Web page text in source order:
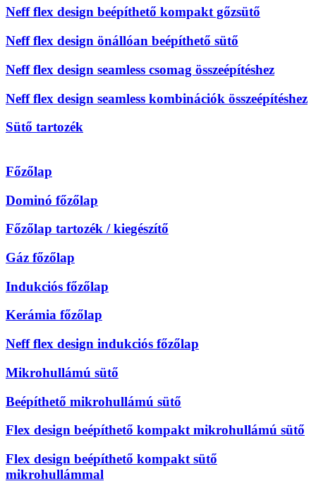
Neff flex design beépíthető kompakt gőzsütő
Neff flex design önállóan beépíthető sütő
Neff flex design seamless csomag összeépítéshez
Neff flex design seamless kombinációk összeépítéshez
Sütő tartozék
Főzőlap
Dominó főzőlap
Főzőlap tartozék / kiegészítő
Gáz főzőlap
Indukciós főzőlap
Kerámia főzőlap
Neff flex design indukciós főzőlap
Mikrohullámú sütő
Beépíthető mikrohullámú sütő
Flex design beépíthető kompakt mikrohullámú sütő
Flex design beépíthető kompakt sütő
mikrohullámmal